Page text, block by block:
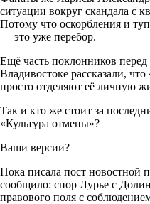
ситуации вокруг скандала с
Потому что оскорбления и
— это уже перебор.
Ещё часть поклонников
Владивостоке рассказали,
просто отделяют её личную
Так и кто же стоит за
«Культура отмены»?
Ваши версии?
Пока писала пост новостной
сообщило: спор Лурье с
правового поля с